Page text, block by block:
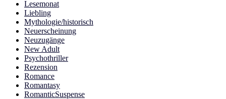
Lesemonat
Liebling
Mythologie/historisch
Neuerscheinung
Neuzugänge
New Adult
Psychothriller
Rezension
Romance
Romantasy
RomanticSuspense